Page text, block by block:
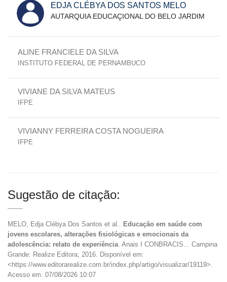
EDJA CLÉBYA DOS SANTOS MELO
AUTARQUIA EDUCAÇIONAL DO BELO JARDIM
ALINE FRANCIELE DA SILVA
INSTITUTO FEDERAL DE PERNAMBUCO
VIVIANE DA SILVA MATEUS
IFPE
VIVIANNY FERREIRA COSTA NOGUEIRA
IFPE
Sugestão de citação:
MELO, Edja Clébya Dos Santos et al..
Educação em saúde com
jovens escolares, alterações fisiológicas e emocionais da
adolescência: relato de experiência . Anais I CONBRACIS... Campina
Grande: Realize Editora, 2016. Disponível em:
<https://www.editorarealize.com.br/index.php/artigo/visualizar/19119>.
Acesso em: 07/08/2026 10:07